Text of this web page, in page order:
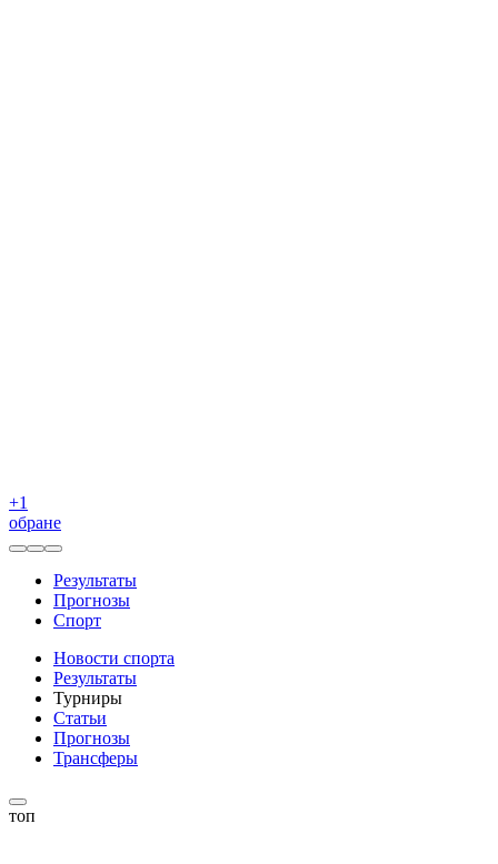
+1
обране
Результаты
Прогнозы
Спорт
Новости спорта
Результаты
Турниры
Статьи
Прогнозы
Трансферы
топ